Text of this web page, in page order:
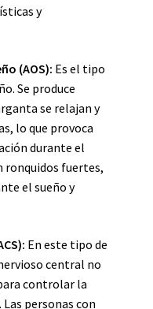
y
(AOS): Es el tipo
Se produce
se relajan y
lo que provoca
durante el
ronquidos fuertes,
el sueño y
En este tipo de
central no
controlar la
personas con